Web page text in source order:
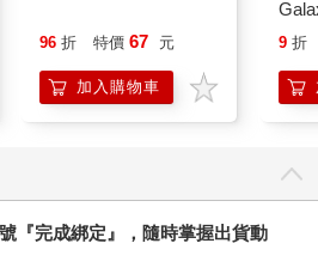
輕聲問了一句：「我能不能不走？」
會問這句話。「移民手續都快辦好
不是現在才來跟我開這種玩笑吧？」
「也不知道還能在這裡待多
談戀愛了？」
妙的問題嚇了一跳，「不是啦……」
什麼？」陳媽媽繼續追問。
難言，「就……不想跟那個人一起生
96 折 特價 67 元
加入購物車
9 折
『完成綁定』，隨時掌握出貨動